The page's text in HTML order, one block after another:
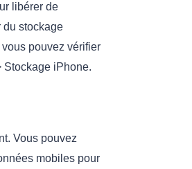
libérer de
du stockage
pouvez vérifier
Stockage iPhone.
Vous pouvez
mobiles pour